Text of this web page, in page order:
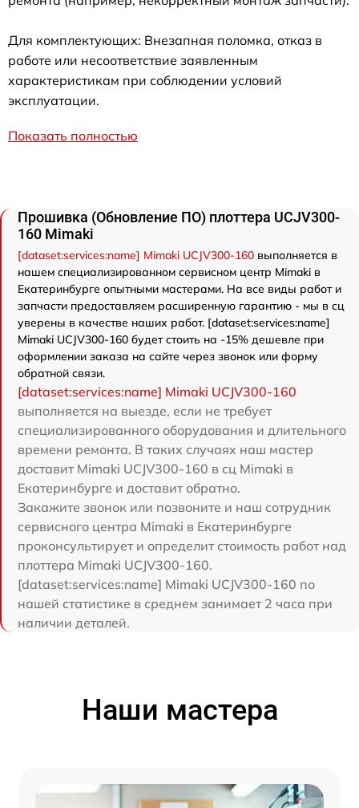
Для комплектующих: Внезапная поломка, отказ в
работе или несоответствие заявленным
характеристикам при соблюдении условий
эксплуатации.
Показать полностью
Прошивка (Обновление ПО) плоттера UCJV300-
160 Mimaki
[dataset:services:name] Mimaki UCJV300-160 выполняется в
нашем специализированном сервисном центр Mimaki в
Екатеринбурге опытными мастерами. На все виды работ и
запчасти предоставляем расширенную гарантию - мы в сц
уверены в качестве наших работ. [dataset:services:name]
Mimaki UCJV300-160 будет стоить на -15% дешевле при
оформлении заказа на сайте через звонок или форму
обратной связи.
[dataset:services:name] Mimaki UCJV300-160
выполняется на выезде, если не требует
специализированного оборудования и длительного
времени ремонта. В таких случаях наш мастер
доставит Mimaki UCJV300-160 в сц Mimaki в
Екатеринбурге и доставит обратно.
Закажите звонок или позвоните и наш сотрудник
сервисного центра Mimaki в Екатеринбурге
проконсультирует и определит стоимость работ над
плоттера Mimaki UCJV300-160.
[dataset:services:name] Mimaki UCJV300-160 по
нашей статистике в среднем занимает 2 часа при
наличии деталей.
Наши мастера